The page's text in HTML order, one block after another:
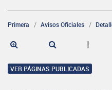
Primera Avisos Oficiales
VER PÁGINAS PUBLICADAS